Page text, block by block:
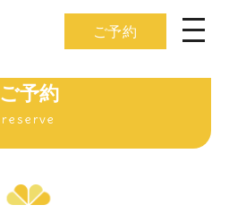
ご予約
ご予約
reserve